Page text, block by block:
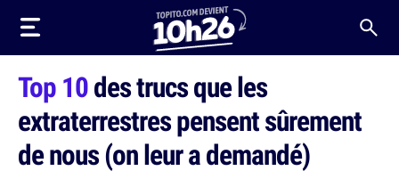
Top 10des trucs que les
extraterrestres pensent sûrement
de nous (on leur a demandé)